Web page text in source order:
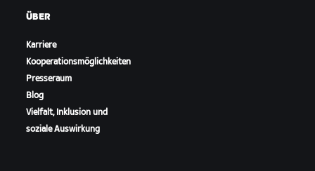
ÜBER
Karriere
Kooperationsmöglichkeiten
Presseraum
Blog
Vielfalt, Inklusion und
soziale Auswirkung